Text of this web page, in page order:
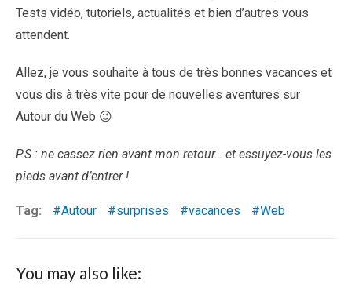
Tests vidéo, tutoriels, actualités et bien d’autres vous
attendent.
Allez, je vous souhaite à tous de très bonnes vacances et
vous dis à très vite pour de nouvelles aventures sur
Autour du Web 😉
P.S : ne cassez rien avant mon retour… et essuyez-vous les
pieds avant d’entrer !
Tag: Autour surprises vacances Web
You may also like: